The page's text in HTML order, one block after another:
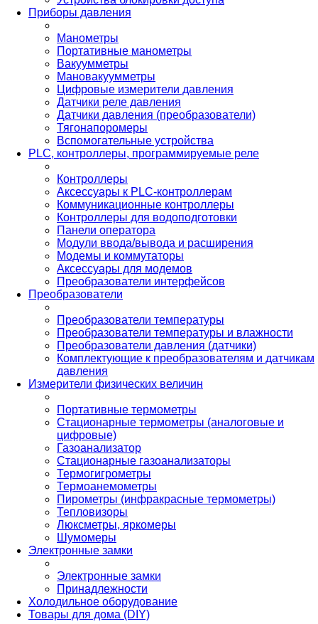
Приборы давления
Манометры
Портативные манометры
Вакуумметры
Мановакуумметры
Цифровые измерители давления
Датчики реле давления
Датчики давления (преобразователи)
Тягонапоромеры
Вспомогательные устройства
PLС, контроллеры, программируемые реле
Контроллеры
Аксессуары к PLC-контроллерам
Коммуникационные контроллеры
Контроллеры для водоподготовки
Панели оператора
Модули ввода/вывода и расширения
Модемы и коммутаторы
Аксессуары для модемов
Преобразователи интерфейсов
Преобразователи
Преобразователи температуры
Преобразователи температуры и влажности
Преобразователи давления (датчики)
Комплектующие к преобразователям и датчикам
давления
Измерители физических величин
Портативные термометры
Стационарные термометры (аналоговые и
цифровые)
Газоанализатор
Стационарные газоанализаторы
Термогигрометры
Термоанемометры
Пирометры (инфракрасные термометры)
Тепловизоры
Люксметры, яркомеры
Шумомеры
Электронные замки
Электронные замки
Принадлежности
Холодильное оборудование
Товары для дома (DIY)